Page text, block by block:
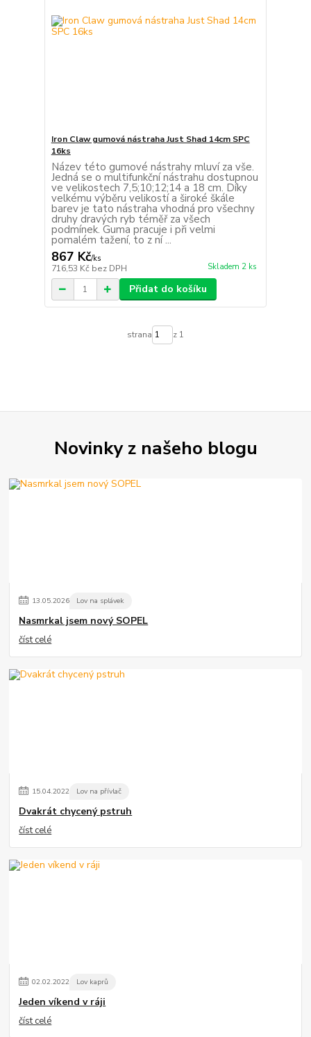
Iron Claw gumová nástraha Just Shad 14cm SPC
16ks
Název této gumové nástrahy mluví za vše.
Jedná se o multifunkční nástrahu dostupnou
ve velikostech 7,5;10;12;14 a 18 cm. Díky
velkému výběru velikostí a široké škále
barev je tato nástraha vhodná pro všechny
druhy dravých ryb téměř za všech
podmínek. Guma pracuje i při velmi
pomalém tažení, to z ní ...
867 Kč/ks
716,53 Kč bez DPH Skladem 2 ks
Přidat do košíku
strana z 1
Novinky z našeho blogu
13.05.2026 Lov na splávek
Nasmrkal jsem nový SOPEL
číst celé
15.04.2022 Lov na přívlač
Dvakrát chycený pstruh
číst celé
02.02.2022 Lov kaprů
Jeden víkend v ráji
číst celé